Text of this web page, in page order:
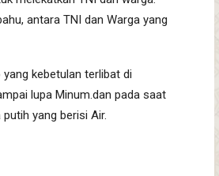
antara TNI dan Warga yang
kebetulan terlibat di
lupa Minum.dan pada saat
yang berisi Air.